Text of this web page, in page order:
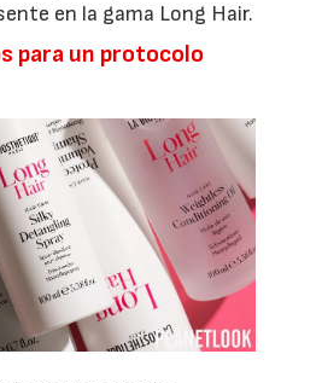
en la gama Long Hair.
para un protocolo